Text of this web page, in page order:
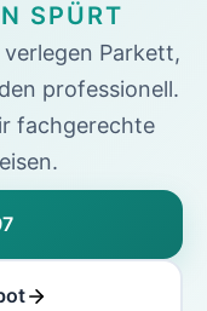
SPÜRT
Parkett,
professionell.
fachgerechte